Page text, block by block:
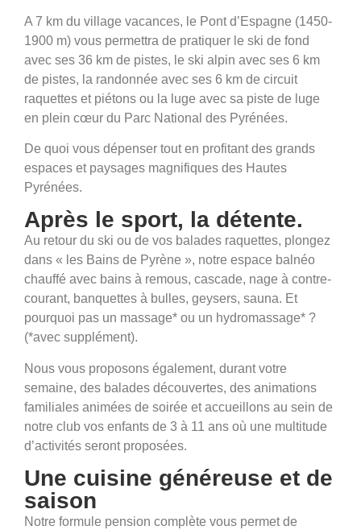
A 7 km du village vacances, le Pont d’Espagne (1450-
1900 m) vous permettra de pratiquer le ski de fond
avec ses 36 km de pistes, le ski alpin avec ses 6 km
de pistes, la randonnée avec ses 6 km de circuit
raquettes et piétons ou la luge avec sa piste de luge
en plein cœur du Parc National des Pyrénées.
De quoi vous dépenser tout en profitant des grands
espaces et paysages magnifiques des Hautes
Pyrénées.
Après le sport, la détente.
Au retour du ski ou de vos balades raquettes, plongez
dans « les Bains de Pyrène », notre espace balnéo
chauffé avec bains à remous, cascade, nage à contre-
courant, banquettes à bulles, geysers, sauna. Et
pourquoi pas un massage* ou un hydromassage* ?
(*avec supplément).
Nous vous proposons également, durant votre
semaine, des balades découvertes, des animations
familiales animées de soirée et accueillons au sein de
notre club vos enfants de 3 à 11 ans où une multitude
d’activités seront proposées.
Une cuisine généreuse et de
saison
Notre formule pension complète vous permet de